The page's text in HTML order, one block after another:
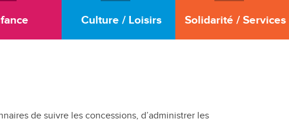
Culture / Loisirs Solidarité / Services
de suivre les concessions, d’administrer les